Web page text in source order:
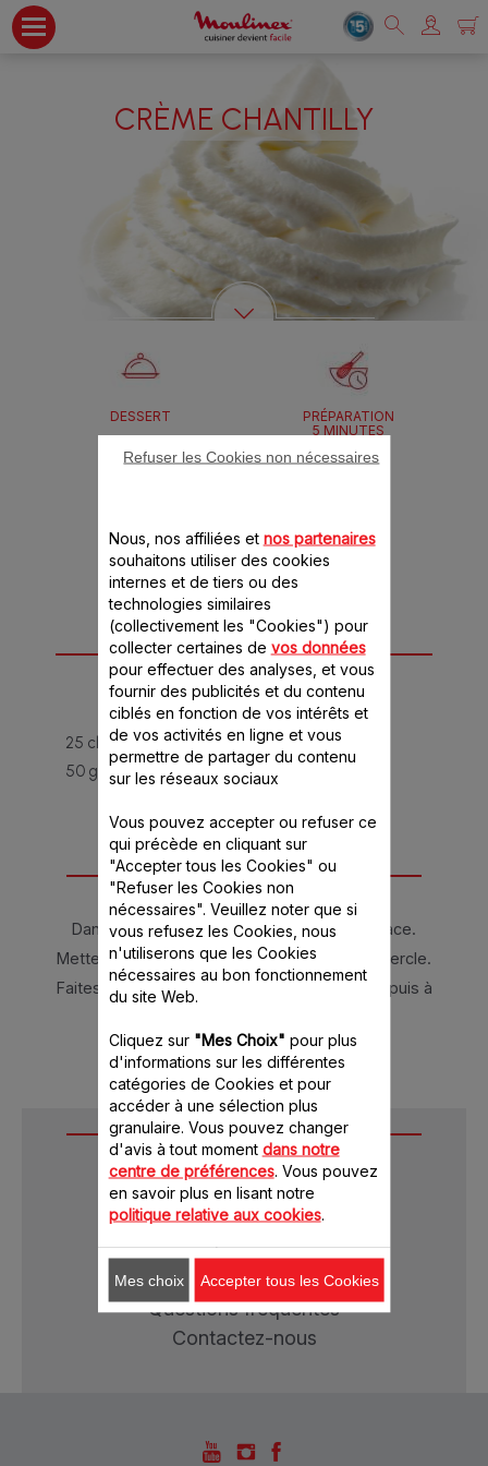
CRÈME CHANTILLY
DESSERT
PRÉPARATION
5 MINUTES
Ingrédients
POUR 6 PERSONNES
25 cl de crème fraîche bien froide
50 g de sucre glace
Instructions
Dans le bol, mettez la crème et le sucre glace.
Mettez en place le fouet multibrins et le couvercle.
Faites fonctionner à vitesse 3 pendant 2 min puis à
vitesse 4 pendant 1min30s.
Services
Garantie
Modes d'emploi
Questions fréquentes
Contactez-nous
Nous, nos affiliées et nos partenaires
souhaitons utiliser des cookies
internes et de tiers ou des
technologies similaires
(collectivement les "Cookies") pour
collecter certaines de vos données
pour effectuer des analyses, et vous
fournir des publicités et du contenu
ciblés en fonction de vos intérêts et
de vos activités en ligne et vous
permettre de partager du contenu
sur les réseaux sociaux
Vous pouvez accepter ou refuser ce
qui précède en cliquant sur
"Accepter tous les Cookies" ou
"Refuser les Cookies non
nécessaires". Veuillez noter que si
vous refusez les Cookies, nous
n'utiliserons que les Cookies
nécessaires au bon fonctionnement
du site Web.
Cliquez sur "Mes Choix" pour plus
d'informations sur les différentes
catégories de Cookies et pour
accéder à une sélection plus
granulaire. Vous pouvez changer
d'avis à tout moment dans notre
centre de préférences. Vous pouvez
en savoir plus en lisant notre
politique relative aux cookies.
Refuser les Cookies non nécessaires
Mes choix Accepter tous les Cookies